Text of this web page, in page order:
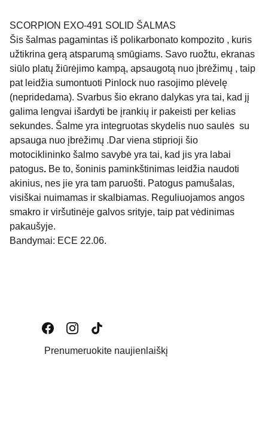
SCORPION EXO-491 SOLID ŠALMAS
Šis šalmas pagamintas iš polikarbonato kompozito , kuris
užtikrina gerą atsparumą smūgiams. Savo ruožtu, ekranas
siūlo platų žiūrėjimo kampą, apsaugotą nuo įbrėžimų , taip
pat leidžia sumontuoti Pinlock nuo rasojimo plėvelę
(nepridedama). Svarbus šio ekrano dalykas yra tai, kad jį
galima lengvai išardyti be įrankių ir pakeisti per kelias
sekundes. Šalme yra integruotas skydelis nuo saulės su
apsauga nuo įbrėžimų .Dar viena stiprioji šio
motociklininko šalmo savybė yra tai, kad jis yra labai
patogus. Be to, šoninis paminkštinimas leidžia naudoti
akinius, nes jie yra tam paruošti. Patogus pamušalas,
visiškai nuimamas ir skalbiamas. Reguliuojamos angos
smakro ir viršutinėje galvos srityje, taip pat vėdinimas
pakaušyje.
Bandymai: ECE 22.06.
Prenumeruokite naujienlaiškį